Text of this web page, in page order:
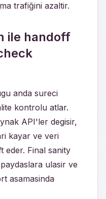
trafiğini azaltir.
ile handoff
anda sureci
kontrolu atlar.
API'ler degisir,
kayar ve veri
eder. Final sanity
ulasir ve
asamasinda